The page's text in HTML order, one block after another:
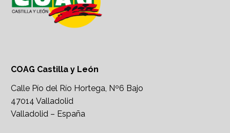
COAG Castilla y León
Calle Pío del Río Hortega, Nº6 Bajo
47014 Valladolid
Valladolid – España